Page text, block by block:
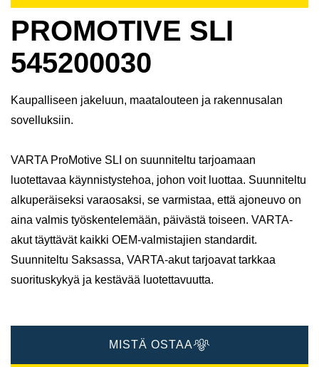
PROMOTIVE SLI
545200030
Kaupalliseen jakeluun, maatalouteen ja rakennusalan
sovelluksiin.
VARTA ProMotive SLI on suunniteltu tarjoamaan
luotettavaa käynnistystehoa, johon voit luottaa. Suunniteltu
alkuperäiseksi varaosaksi, se varmistaa, että ajoneuvo on
aina valmis työskentelemään, päivästä toiseen. VARTA-
akut täyttävät kaikki OEM-valmistajien standardit.
Suunniteltu Saksassa, VARTA-akut tarjoavat tarkkaa
suorituskykyä ja kestävää luotettavuutta.
MISTÄ OSTAA